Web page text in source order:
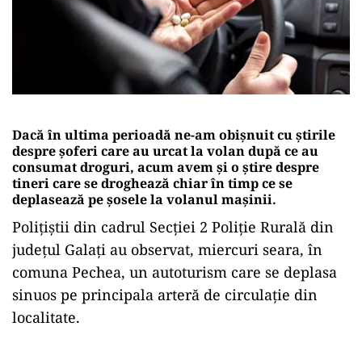
Dacă în ultima perioadă ne-am obișnuit cu știrile
despre șoferi care au urcat la volan după ce au
consumat droguri, acum avem și o știre despre
tineri care se droghează chiar în timp ce se
deplasează pe șosele la volanul mașinii.
Poliţiştii din cadrul Secţiei 2 Poliţie Rurală din
județul Galați au observat, miercuri seara, în
comuna Pechea, un autoturism care se deplasa
sinuos pe principala arteră de circulație din
localitate.